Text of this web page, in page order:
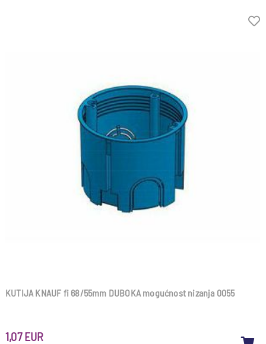
KUTIJA KNAUF fi 68/55mm DUBOKA mogućnost nizanja 0055
1,07 EUR